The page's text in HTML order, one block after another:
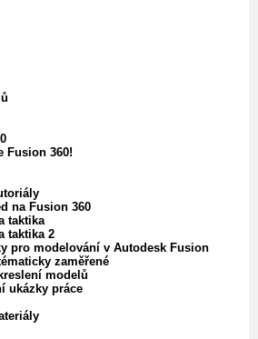
Fusion 360!
na Fusion 360
taktika
taktika 2
pro modelování v Autodesk Fusion
zaměřené
modelů
ukázky práce